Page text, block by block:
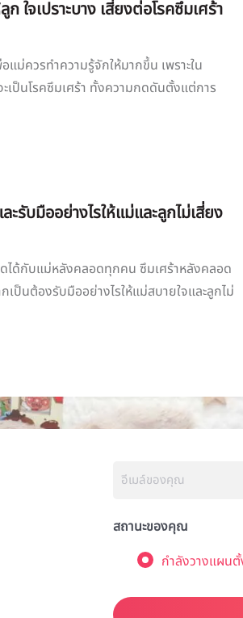
ใจเปราะบาง เสี่ยงต่อโรคซึมเศร้า
ม่ควรทำความรู้จักให้มากขึ้น เพราะใน
เป็นโรคซึมเศร้า ทั้งความกดดันตั้งแต่การ
รับมืออย่างไรให้แม่และลูกไม่เสี่ยง
ดได้กับแม่หลังคลอดทุกคน ซึมเศร้าหลังคลอด
เป็นต้องรับมืออย่างไรให้แม่สบายใจและลูกไม่
สถานะของคุณ
กำลังวางแผน